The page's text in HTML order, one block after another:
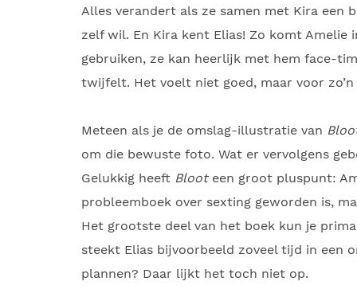
Alles verandert als ze samen met Kira een
zelf wil. En Kira kent Elias! Zo komt
gebruiken, ze kan heerlijk met hem face-
twijfelt. Het voelt niet goed, maar voor
Meteen als je de omslag-illustratie van
om die bewuste foto. Wat er vervolgens
Gelukkig heeft Blooteen groot pluspunt:
probleemboek over sexting geworden is,
Het grootste deel van het boek kun je
steekt Elias bijvoorbeeld zoveel tijd in een
plannen? Daar lijkt het toch niet op.